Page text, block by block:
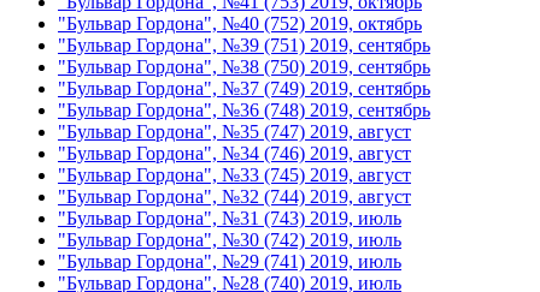
"Бульвар Гордона", №40 (752) 2019, октябрь
"Бульвар Гордона", №39 (751) 2019, сентябрь
"Бульвар Гордона", №38 (750) 2019, сентябрь
"Бульвар Гордона", №37 (749) 2019, сентябрь
"Бульвар Гордона", №36 (748) 2019, сентябрь
"Бульвар Гордона", №35 (747) 2019, август
"Бульвар Гордона", №34 (746) 2019, август
"Бульвар Гордона", №33 (745) 2019, август
"Бульвар Гордона", №32 (744) 2019, август
"Бульвар Гордона", №31 (743) 2019, июль
"Бульвар Гордона", №30 (742) 2019, июль
"Бульвар Гордона", №29 (741) 2019, июль
"Бульвар Гордона", №28 (740) 2019, июль